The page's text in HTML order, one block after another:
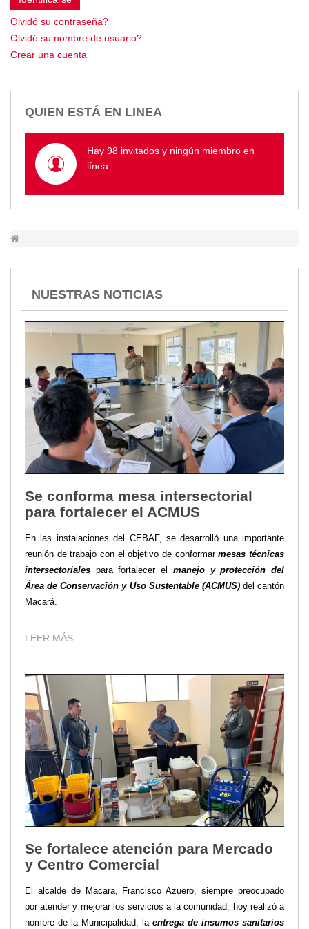
Olvidó su contraseña?
Olvidó su nombre de usuario?
Crear una cuenta
QUIEN ESTÁ EN LINEA
Hay 98 invitados y ningún miembro en
línea
NUESTRAS NOTICIAS
Se conforma mesa intersectorial
para fortalecer el ACMUS
En las instalaciones del CEBAF, se desarrolló una importante
reunión de trabajo con el objetivo de conformarmesas técnicas
intersectoriales para fortalecer el manejo y protección del
Área de Conservación y Uso Sustentable (ACMUS)del cantón
Macará.
LEER MÁS...
Se fortalece atención para Mercado
y Centro Comercial
El alcalde de Macara, Francisco Azuero, siempre preocupado
por atender y mejorar los servicios a la comunidad, hoy realizó a
nombre de la Municipalidad, la entrega de insumos sanitarios
Empresa Pública de Vivienda
Biblioteca
P.A.C. - P.O.A.
Ordenanzas/Resoluciones
Cumplimiento LOTAIP
Concurso de Méritos
Concursos 2016
Servicio